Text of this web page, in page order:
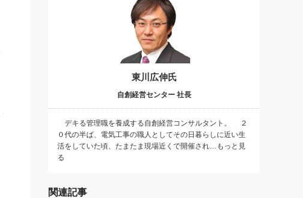
東川広伸氏
自創経営センター 社長
デキる管理職を養成する自創経営コンサルタント。 ２
０代の半ば、電気工事の職人としてその日暮らしに近い生
活をしていた頃、たまたま現場近くで開催され…もっと見
る
関連記事